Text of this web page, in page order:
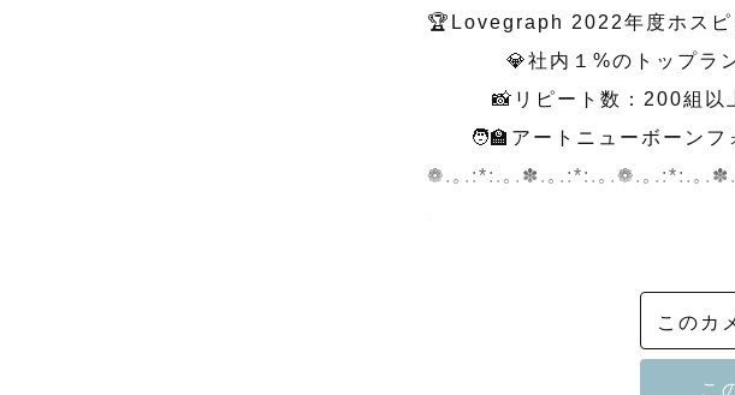
🏆Lovegraph 2022年度ホスピ
📸リピート数：200組以
🧑‍🏫アートニューボーンフ
❁.｡.:*:.｡.✽.｡.:*:.｡.❁.｡.:*:.｡
家族のストーリーに寄り添
このカ